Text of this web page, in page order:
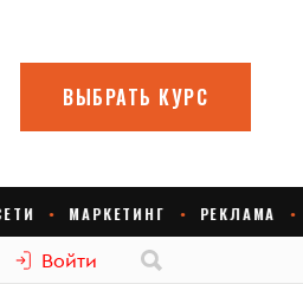
Войти